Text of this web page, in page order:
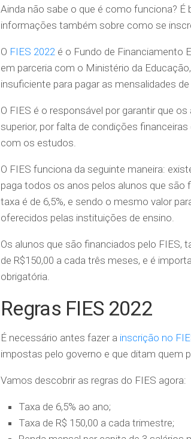
Ainda não sabe o que é como funciona?
informações também sobre como se
O FIES 2022 é o Fundo de Financiamento
em parceria com o Ministério da
insuficiente para pagar as mensalidades
O FIES é o responsável por garantir que
superior, por falta de condições
com os estudos.
O FIES funciona da seguinte maneira:
paga todos os anos pelos alunos que são
taxa é de 6,5%, e sendo o mesmo valor
oferecidos pelas instituições de ensino.
Os alunos que são financiados pelo FIES,
de R$150,00 a cada três meses, e é
obrigatória.
Regras FIES 2022
É necessário antes fazer a inscrição no
impostas pelo governo e que ditam quem
Vamos descobrir as regras do FIES agora:
Taxa de 6,5% ao ano;
Taxa de R$ 150,00 a cada trimestre;